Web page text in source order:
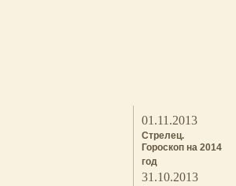
01.11.2013
Стрелец.
Гороскоп на 2014
год
31.10.2013